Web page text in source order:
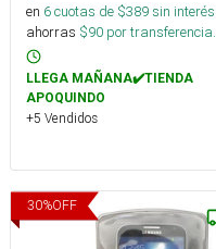
en 6cuotas de $389sin interés
ahorras $90 por transferencia.
LLEGA MAÑANA✔️TIENDA
APOQUINDO
+5 Vendidos
30%OFF